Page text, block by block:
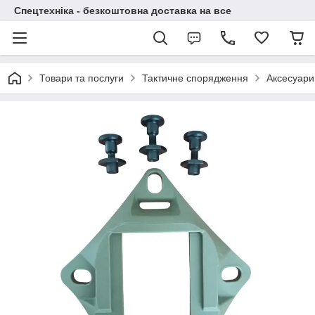
Спецтехніка - безкоштовна доставка на все
Товари та послуги Тактичне спорядження